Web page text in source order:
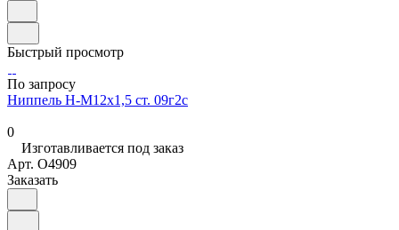
Быстрый просмотр
По запросу
Ниппель Н-М12х1,5 ст. 09г2с
0
Изготавливается под заказ
Арт. O4909
Заказать